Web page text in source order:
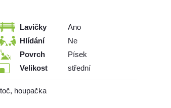
Lavičky
Ano
Hlídání
Ne
Povrch
Písek
Velikost
střední
houpačka